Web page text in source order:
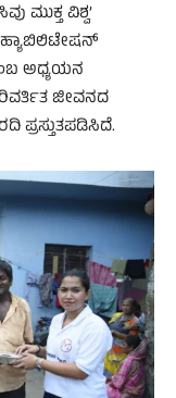
ಮುಕ್ತ ವಿಶ್ವ’
ಅಧ್ಯಯನ
ಜೀವನದ
ಪ್ರಸ್ತುತಪಡಿಸಿದೆ.